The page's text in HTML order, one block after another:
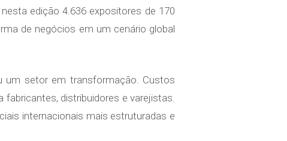
edição 4.636 expositores de 170
de negócios em um cenário global
um setor em transformação. Custos
distribuidores e varejistas.
internacionais mais estruturadas e